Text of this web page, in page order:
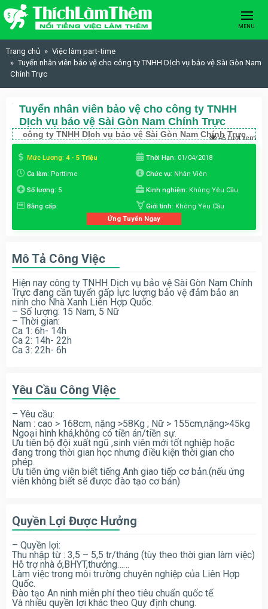
Skip to content
MENU
Trang chủ
Việc làm part-time
Tuyển nhân viên bảo vệ cho công ty TNHH DỊch vụ bảo vệ Sài Gòn Nam
Chính Trực
Tuyển nhân viên bảo vệ cho công ty TNHH
DỊch vụ bảo vệ Sài Gòn Nam Chính Trực
công ty TNHH DỊch vụ bảo vệ Sài Gòn Nam Chính Trực
46 Lượt xem
Mức Lương: 4 - 5 Triệu Thời Hạn: 01/04/2018
Ca làm: Parttime Chức vụ: Nhân Viên
Số lượng: 5 Kinh nghiệm: Không Yêu Cầu
Bằng cấp: Giới tính: Không Yêu Cầu
Ứng Tuyển Ngay
Mô Tả Công Việc
Hiện nay công ty TNHH Dịch vụ bảo vệ Sài Gòn Nam Chính
Trực đang cần tuyển gấp lực lượng bảo vệ đảm bảo an
ninh cho Nhà Xanh Liên Hợp Quốc.
– Số lượng: 15 Nam, 5 Nữ
– Thời gian:
Ca 1: 6h- 14h
Ca 2: 14h- 22h
Ca 3: 22h- 6h
Yêu Cầu Công Việc
– Yêu cầu:
Nam : cao > 168cm, nặng >58Kg ; Nữ > 155cm,nặng>45kg
Ngoại hình khá,không có tiền án/tiền sự.
Ưu tiên bộ đội xuất ngũ ,sinh viên mới tốt nghiệp hoặc
đang trong thời gian học nhưng điều kiện thời gian cho
phép.
Ưu tiên ứng viên biết tiếng Anh giao tiếp cơ bản.(nếu ứng
viên không biết sẽ được đào tạo cơ bản)
Quyền Lợi Được Hưởng
– Quyền lợi:
Thu nhập từ : 3,5 – 5,5 tr/tháng (tùy theo thời gian làm việc)
Hỗ trợ nhà ở,BHYT,thưởng……
Làm việc trong môi trường chuyên nghiệp của Liên Hợp
Quốc.
Đào tạo An ninh miễn phí theo tiêu chuẩn quốc tế.
Và nhiều quyền lợi khác theo Quy định chung.